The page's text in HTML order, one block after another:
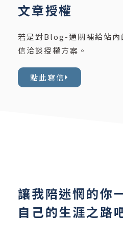
文章授權
若是對Blog-通關補給站內
信洽談授權方案。
點此寫信
讓我陪迷惘的你
自己的生涯之路